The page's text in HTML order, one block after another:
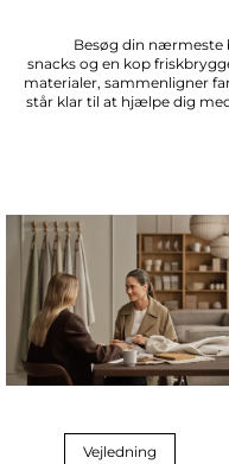
Besøg din nærmeste
snacks og en kop
materialer, sammenligner
står klar til at hjælpe dig
Vejledning